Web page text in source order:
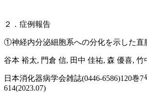
２．症例報告
①神経内分泌細胞系への分化を示した直
谷本 裕太, 門倉 信, 田中 佳祐, 森 優喜, 竹
日本消化器病学会雑誌(0446-6586)120巻7
614(2023.07)